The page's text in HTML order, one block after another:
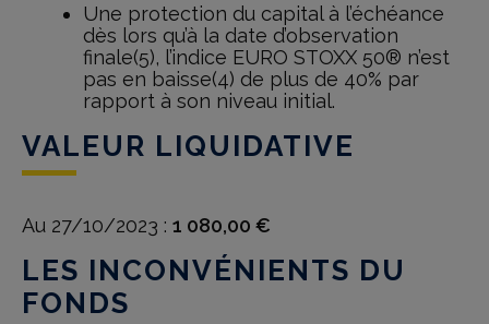
Une protection du capital à l’échéance
dès lors qu’à la date d’observation
finale(5), l’indice EURO STOXX 50® n’est
pas en baisse(4) de plus de 40% par
rapport à son niveau initial.
VALEUR LIQUIDATIVE
Au 27/10/2023 : 1 080,00 €
LES INCONVÉNIENTS DU
FONDS